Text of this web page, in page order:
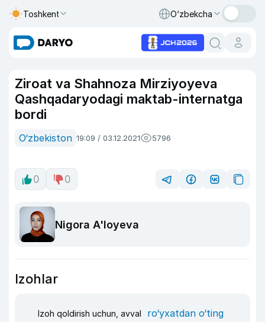
Toshkent O‘zbekcha
Ziroat va Shahnoza Mirziyoyeva
Qashqadaryodagi maktab-internatga
bordi
O‘zbekiston 19:09 / 03.12.2021 5796
0 0
Nigora A'loyeva
Izohlar
Izoh qoldirish uchun, avval ro‘yxatdan o‘ting